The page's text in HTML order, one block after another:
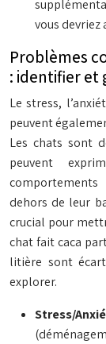
vous devriez
Problèmes
: identifier et
Le stress,
peuvent
Les chats sont
peuvent
dehors de leur
crucial pour
chat fait caca
litière sont
explorer.
Stress/